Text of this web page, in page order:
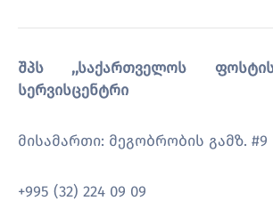
შპს ,,საქართველოს
სერვისცენტრი
მისამართი: მეგობრობის გამზ. #9
+995 (32) 224 09 09